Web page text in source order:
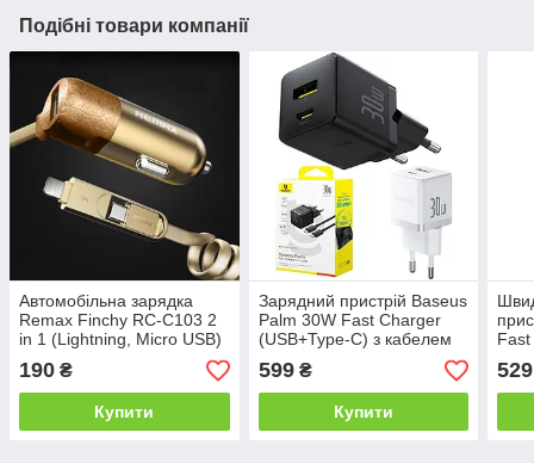
Подібні товари компанії
Автомобільна зарядка
Remax Finchy RC-C103 2
in 1 (Lightning, Micro USB)
190 ₴
Купити
Зарядний пристрій Baseus
Palm 30W Fast Charger
(USB+Type-C) з кабелем
599₴
Купити
529